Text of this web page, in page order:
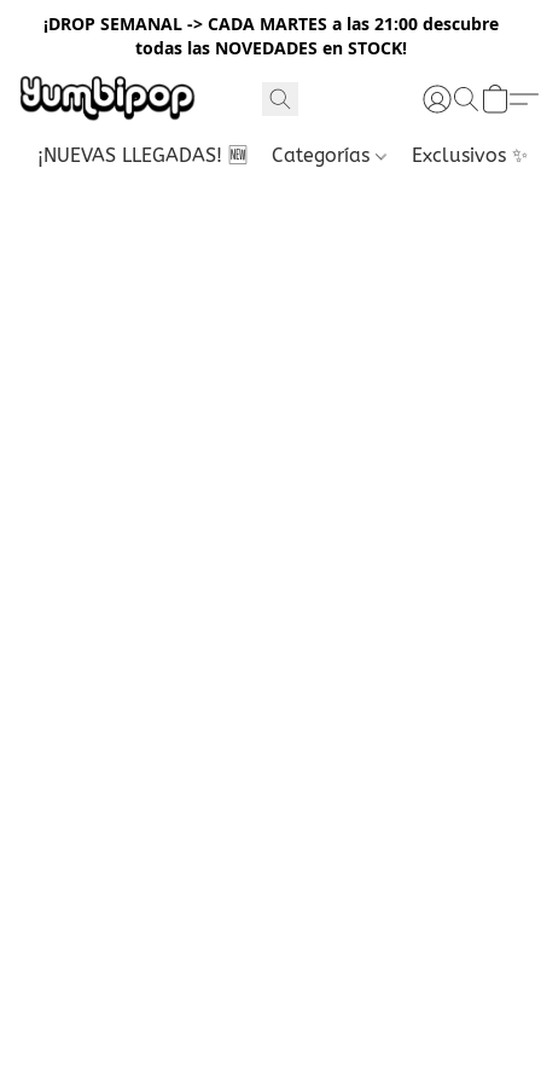
¡DROP SEMANAL -> CADA MARTES a las 21:00 descubre
todas las NOVEDADES en STOCK!
¡NUEVAS LLEGADAS! 🆕 Categorías Exclusivos ✨